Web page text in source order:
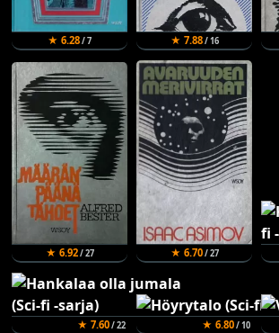
★ 6.28/ 7 ★ 7.88/ 16
★ 6.92/ 27 ★ 6.70/ 27
★ 7.60/ 22 ★ 6.80/ 10